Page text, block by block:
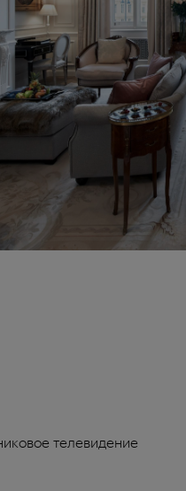
телевидение